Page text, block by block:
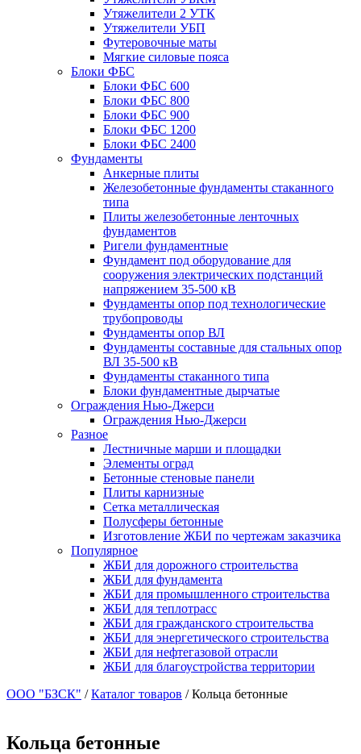
Утяжелители 2 УТК
Утяжелители УБП
Футеровочные маты
Мягкие силовые пояса
Блоки ФБС
Блоки ФБС 600
Блоки ФБС 800
Блоки ФБС 900
Блоки ФБС 1200
Блоки ФБС 2400
Фундаменты
Анкерные плиты
Железобетонные фундаменты стаканного
типа
Плиты железобетонные ленточных
фундаментов
Ригели фундаментные
Фундамент под оборудование для
сооружения электрических подстанций
напряжением 35-500 кВ
Фундаменты опор под технологические
трубопроводы
Фундаменты опор ВЛ
Фундаменты составные для стальных опор
ВЛ 35-500 кВ
Фундаменты стаканного типа
Блоки фундаментные дырчатые
Ограждения Нью-Джерси
Ограждения Нью-Джерси
Разное
Лестничные марши и площадки
Элементы оград
Бетонные стеновые панели
Плиты карнизные
Сетка металлическая
Полусферы бетонные
Изготовление ЖБИ по чертежам заказчика
Популярное
ЖБИ для дорожного строительства
ЖБИ для фундамента
ЖБИ для промышленного строительства
ЖБИ для теплотрасс
ЖБИ для гражданского строительства
ЖБИ для энергетического строительства
ЖБИ для нефтегазовой отрасли
ЖБИ для благоустройства территории
ООО "БЗСК" /Каталог товаров /Кольца бетонные
Кольца бетонные